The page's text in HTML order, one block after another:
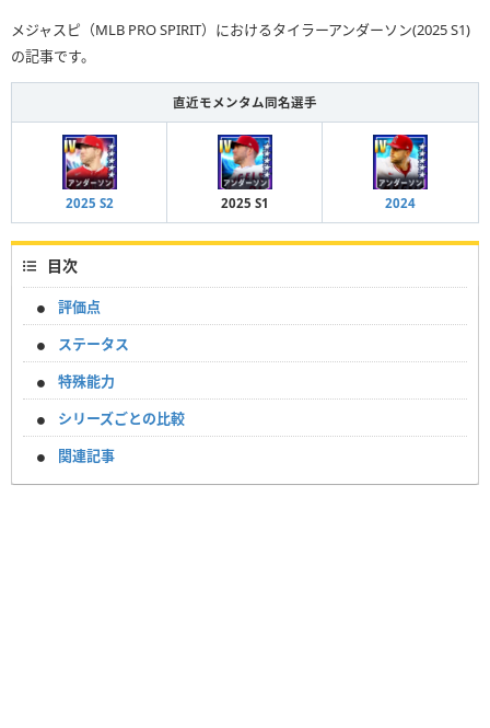
メジャスピ（MLB PRO SPIRIT）におけるタイラーアンダーソン(2025 S1)
の記事です。
直近モメンタム同名選手
2025 S2 2025 S1 2024
目次
評価点
ステータス
特殊能力
シリーズごとの比較
関連記事